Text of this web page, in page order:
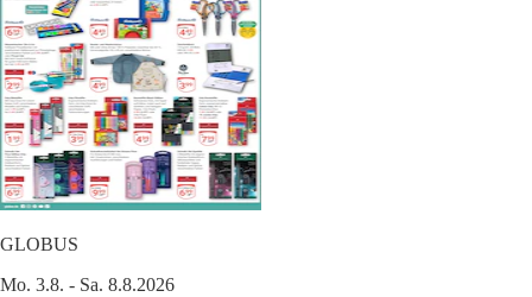
GLOBUS
Mo. 3.8. - Sa. 8.8.2026